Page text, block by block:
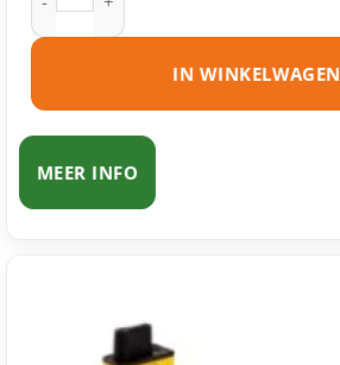
IN WINKELWAGEN
MEER INFO